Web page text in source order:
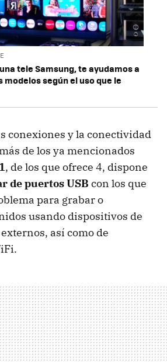
tele Samsung, te ayudamos a
según el uso que le
conexiones y la conectividad
de los ya mencionados
, de los que ofrece 4, dispone
de puertos USB con los que
para grabar o
usando dispositivos de
así como de